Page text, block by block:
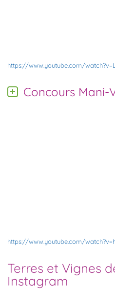
https://www.youtube.com/
Concours Mani-
https://www.youtube.com/
Terres et Vignes
Instagram